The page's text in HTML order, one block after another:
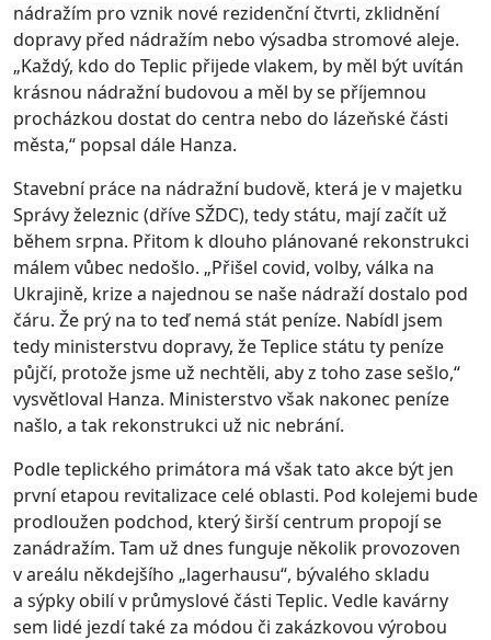
nádražím pro vznik nové rezidenční čtvrti, zklidnění
dopravy před nádražím nebo výsadba stromové aleje.
„Každý, kdo do Teplic přijede vlakem, by měl být uvítán
krásnou nádražní budovou a měl by se příjemnou
procházkou dostat do centra nebo do lázeňské části
města,“ popsal dále Hanza.
Stavební práce na nádražní budově, která je v majetku
Správy železnic (dříve SŽDC), tedy státu, mají začít už
během srpna. Přitom k dlouho plánované rekonstrukci
málem vůbec nedošlo. „Přišel covid, volby, válka na
Ukrajině, krize a najednou se naše nádraží dostalo pod
čáru. Že prý na to teď nemá stát peníze. Nabídl jsem
tedy ministerstvu dopravy, že Teplice státu ty peníze
půjčí, protože jsme už nechtěli, aby z toho zase sešlo,“
vysvětloval Hanza. Ministerstvo však nakonec peníze
našlo, a tak rekonstrukci už nic nebrání.
Podle teplického primátora má však tato akce být jen
první etapou revitalizace celé oblasti. Pod kolejemi bude
prodloužen podchod, který širší centrum propojí se
zanádražím. Tam už dnes funguje několik provozoven
v areálu někdejšího „lagerhausu“, bývalého skladu
a sýpky obilí v průmyslové části Teplic. Vedle kavárny
sem lidé jezdí také za módou či zakázkovou výrobou